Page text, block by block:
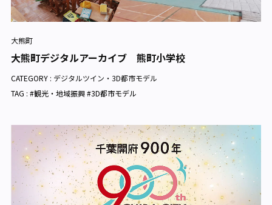
大熊町
大熊町デジタルアーカイブ 熊町小学校
CATEGORY : デジタルツイン・3D都市モデル
TAG : #観光・地域振興 #3D都市モデル